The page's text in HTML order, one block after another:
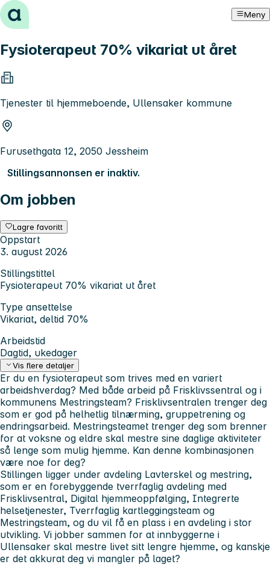
Hopp til innhold Meny
Fysioterapeut 70% vikariat ut året
Tjenester til hjemmeboende, Ullensaker kommune
Furusethgata 12, 2050 Jessheim
Stillingsannonsen er inaktiv.
Om jobben
Lagre favoritt
Oppstart
3. august 2026
Stillingstittel
Fysioterapeut 70% vikariat ut året
Type ansettelse
Vikariat, deltid 70%
Arbeidstid
Dagtid, ukedager
Vis flere detaljer
Er du en fysioterapeut som trives med en variert
arbeidshverdag? Med både arbeid på Frisklivssentral og i
kommunens Mestringsteam? Frisklivsentralen trenger deg
som er god på helhetlig tilnærming, gruppetrening og
endringsarbeid. Mestringsteamet trenger deg som brenner
for at voksne og eldre skal mestre sine daglige aktiviteter
så lenge som mulig hjemme. Kan denne kombinasjonen
være noe for deg?
Stillingen ligger under avdeling Lavterskel og mestring,
som er en forebyggende tverrfaglig avdeling med
Frisklivsentral, Digital hjemmeoppfølging, Integrerte
helsetjenester, Tverrfaglig kartleggingsteam og
Mestringsteam, og du vil få en plass i en avdeling i stor
utvikling. Vi jobber sammen for at innbyggerne i
Ullensaker skal mestre livet sitt lengre hjemme, og kanskje
er det akkurat deg vi mangler på laget?